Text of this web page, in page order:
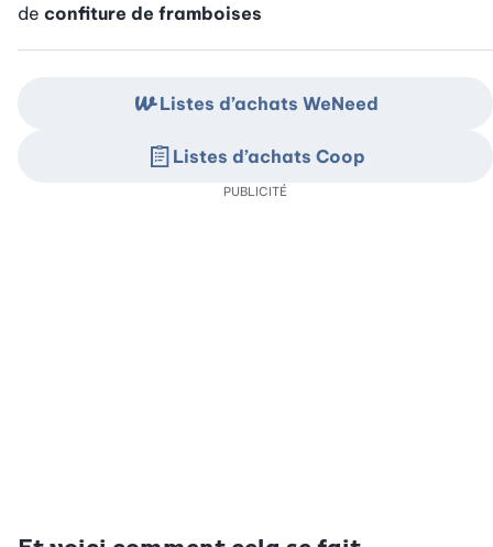
de confiture de framboises
Listes d’achats WeNeed
Listes d’achats Coop
PUBLICITÉ